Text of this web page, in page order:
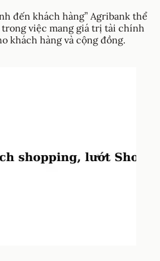
đến khách hàng” Agribank thể
việc mang giá trị tài chính
khách hàng và cộng đồng.